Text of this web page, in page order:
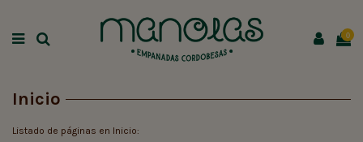
0
Inicio
Listado de páginas en Inicio: